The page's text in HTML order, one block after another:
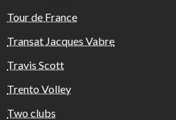
Tour de France
Transat Jacques Vabre
Travis Scott
Trento Volley
Two clubs